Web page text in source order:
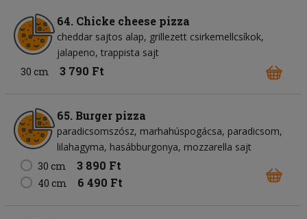
64. Chicke cheese pizza
cheddar sajtos alap grillezett csirkemellcsíkok
jalapeno trappista sajt
30 cm
3 790 Ft
65. Burger pizza
paradicsomszósz marhahúspogácsa paradicsom
lilahagyma hasábburgonya mozzarella sajt
30 cm
3 890 Ft
40 cm 6 490 Ft